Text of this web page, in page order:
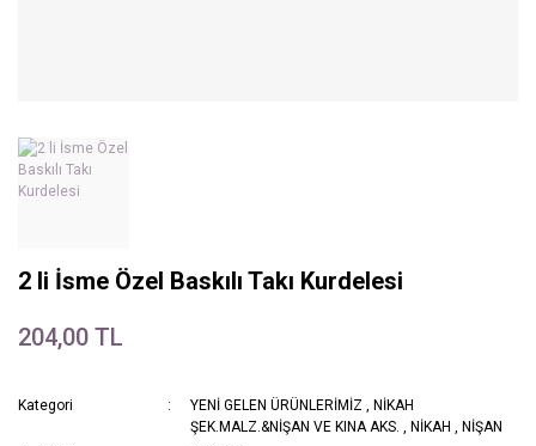
2 li İsme Özel Baskılı Takı Kurdelesi
204,00 TL
Kategori YENİ GELEN ÜRÜNLERİMİZ , NİKAH
ŞEK.MALZ.&NİŞAN VE KINA AKS. , NİKAH , NİŞAN